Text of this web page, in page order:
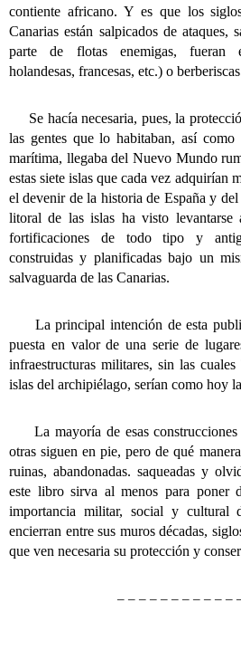
contiente africano. Y es que los
Canarias están salpicados de ataques,
parte de flotas enemigas, fueran
holandesas, francesas, etc.) o
Se hacía necesaria, pues, la
las gentes que lo habitaban, así
marítima, llegaba del Nuevo Mundo
estas siete islas que cada vez adquirían
el devenir de la historia de España y
litoral de las islas ha visto
fortificaciones de todo tipo y
construidas y planificadas bajo un
salvaguarda de las Canarias.
La principal intención de esta
puesta en valor de una serie de
infraestructuras militares, sin las
islas del archipiélago, serían como hoy
La mayoría de esas construcciones
otras siguen en pie, pero de qué
ruinas, abandonadas. saqueadas y
este libro sirva al menos para poner
importancia militar, social y cultural
encierran entre sus muros décadas,
que ven necesaria su protección y
– – – – – – – – – – –